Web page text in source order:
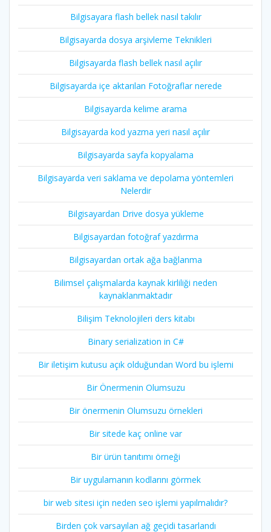
Bilgisayara flash bellek nasıl takılır
Bilgisayarda dosya arşivleme Teknikleri
Bilgisayarda flash bellek nasıl açılır
Bilgisayarda içe aktarılan Fotoğraflar nerede
Bilgisayarda kelime arama
Bilgisayarda kod yazma yeri nasıl açılır
Bilgisayarda sayfa kopyalama
Bilgisayarda veri saklama ve depolama yöntemleri
Nelerdir
Bilgisayardan Drive dosya yükleme
Bilgisayardan fotoğraf yazdırma
Bilgisayardan ortak ağa bağlanma
Bilimsel çalışmalarda kaynak kirliliği neden
kaynaklanmaktadır
Bilişim Teknolojileri ders kitabı
Binary serialization in C#
Bir iletişim kutusu açık olduğundan Word bu işlemi
Bir Önermenin Olumsuzu
Bir önermenin Olumsuzu örnekleri
Bir sitede kaç online var
Bir ürün tanıtımı örneği
Bir uygulamanın kodlarını görmek
bir web sitesi için neden seo işlemi yapılmalıdır?
Birden çok varsayılan ağ geçidi tasarlandı